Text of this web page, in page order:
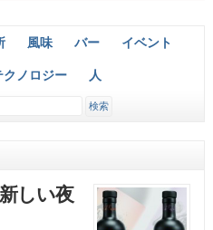
風味 バー イベント
クノロジー 人
しい夜